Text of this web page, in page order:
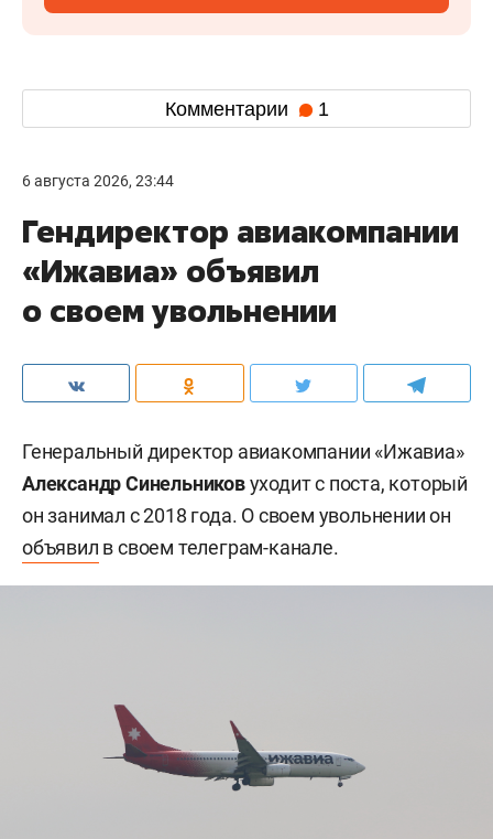
Комментарии 1
6 августа 2026, 23:44
Гендиректор авиакомпании
«Ижавиа» объявил
о своем увольнении
Генеральный директор авиакомпании «Ижавиа»
Александр Синельниковуходит с поста, который
он занимал с 2018 года. О своем увольнении он
объявил в своем телеграм-канале.